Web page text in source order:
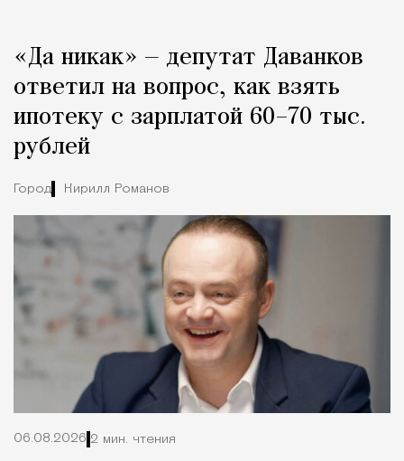
«Да никак» — депутат Даванков
ответил на вопрос, как взять
ипотеку с зарплатой 60–70 тыс.
рублей
Город Кирилл Романов
06.08.2026 2 мин. чтения